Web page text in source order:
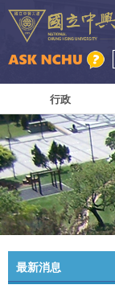
行政
最新消息